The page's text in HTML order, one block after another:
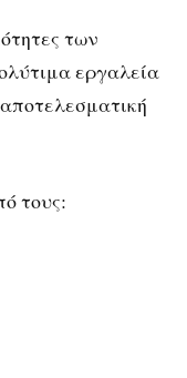
των
εργαλεία
τους: